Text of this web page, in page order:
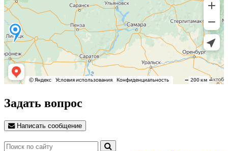
Задать вопрос
Написать сообщение